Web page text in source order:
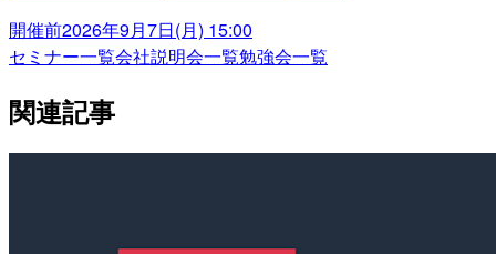
開催前2026年9月7日(月) 15:00
セミナー一覧会社説明会一覧勉強会一覧
関連記事